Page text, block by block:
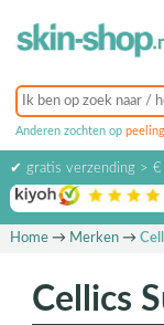
Anderen zochten op peeling
✔ gratis verzending >
Home→ Merken→
Cellics